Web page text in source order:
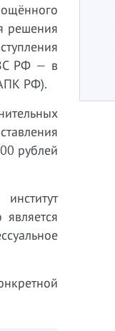
решения
РФ — в
РФ).
рублей